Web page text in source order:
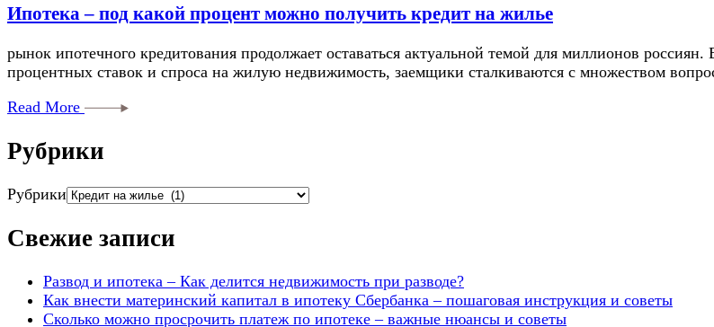
Ипотека – под какой процент можно получить кредит на жилье
рынок ипотечного кредитования продолжает оставаться актуальной темой для миллионов
процентных ставок и спроса на жилую недвижимость, заемщики сталкиваются с множеством
Read More
Рубрики
Рубрики
Свежие записи
Развод и ипотека – Как делится недвижимость при разводе?
Как внести материнский капитал в ипотеку Сбербанка – пошаговая инструкция и советы
Сколько можно просрочить платеж по ипотеке – важные нюансы и советы